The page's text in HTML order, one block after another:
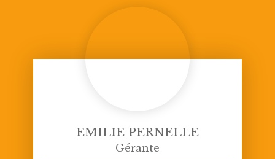
EMILIE PERNELLE
Gérante